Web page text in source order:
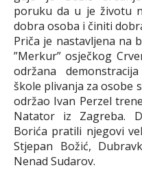
poruku da u je životu
dobra osoba i činiti
Priča je nastavljena na
”Merkur” osječkog
održana
škole plivanja za osobe
održao Ivan Perzel
Natator iz Zagreba.
Borića pratili njegovi
Stjepan Božić,
Nenad Sudarov.